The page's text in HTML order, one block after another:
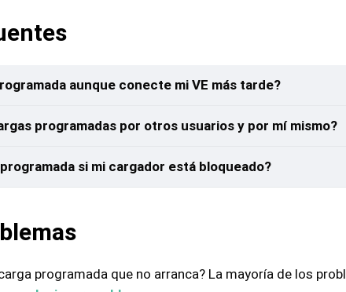
aunque conecte mi VE más tarde?
programadas por otros usuarios y por mí mismo?
si mi cargador está bloqueado?
programada que no arranca? La mayoría de los